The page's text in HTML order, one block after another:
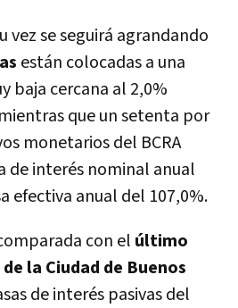
vez se seguirá agrandando
están colocadas a una
baja cercana al 2,0%
que un setenta por
monetarios del BCRA
de interés nominal anual
efectiva anual del 107,0%.
con el último
la Ciudad de Buenos
de interés pasivas del